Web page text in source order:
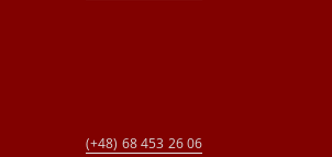
(+48) 68 453 26 06